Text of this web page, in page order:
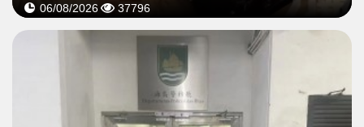
06/08/2026 37796